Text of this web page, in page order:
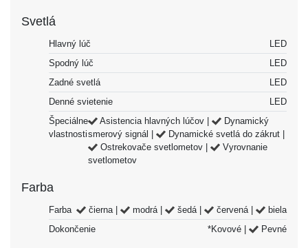
Svetlá
Hlavný lúč
LED
Spodný lúč
LED
Zadné svetlá
LED
Denné svietenie
LED
Špeciálne
vlastnosti
Asistencia hlavných lúčov |
Dynamický
smerový signál |
Dynamické svetlá do zákrut |
Ostrekovače svetlometov |
Vyrovnanie
svetlometov
Farba
Farba čierna | modrá | šedá | červená |
biela
Dokončenie
*Kovové | Pevné